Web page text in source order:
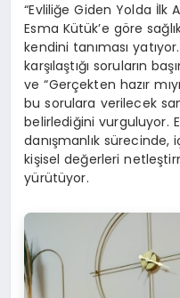
“Evliliğe Giden Yolda İlk
Esma Kütük’e göre
kendini tanıması
karşılaştığı soruların
ve “Gerçekten hazır
bu sorulara verilecek
belirlediğini vurguluyor.
danışmanlık
kişisel değerleri
yürütüyor.